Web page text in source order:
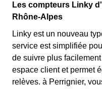
Les compteurs Linky
Rhône-Alpes
Linky est un nouveau
service est simplifiée
de suivre plus
espace client et permet
relèves. à Perrignier,